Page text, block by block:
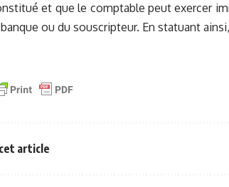
et que le comptable peut exercer
ou du souscripteur. En statuant
article